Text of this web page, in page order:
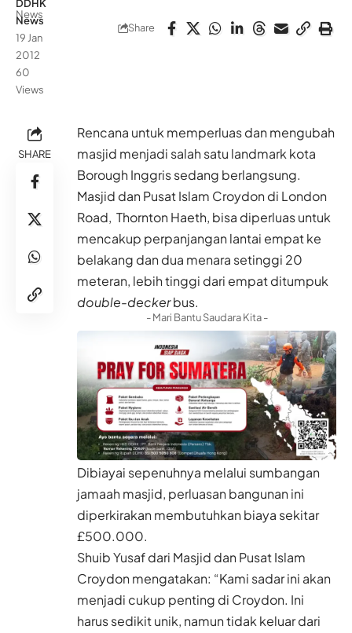
DDHK
News
19 Jan
2012
60
Views
Share
SHARE
Rencana untuk memperluas dan mengubah
masjid menjadi salah satu landmark kota
Borough Inggris sedang berlangsung.
Masjid dan Pusat Islam Croydon di London
Road, Thornton Haeth, bisa diperluas untuk
mencakup perpanjangan lantai empat ke
belakang dan dua menara setinggi 20
meteran, lebih tinggi dari empat ditumpuk
double-deckerbus.
- Mari Bantu Saudara Kita -
Dibiayai sepenuhnya melalui sumbangan
jamaah masjid, perluasan bangunan ini
diperkirakan membutuhkan biaya sekitar
£500.000.
Shuib Yusaf dari Masjid dan Pusat Islam
Croydon mengatakan: “Kami sadar ini akan
menjadi cukup penting di Croydon. Ini
harus sedikit unik, namun tidak keluar dari